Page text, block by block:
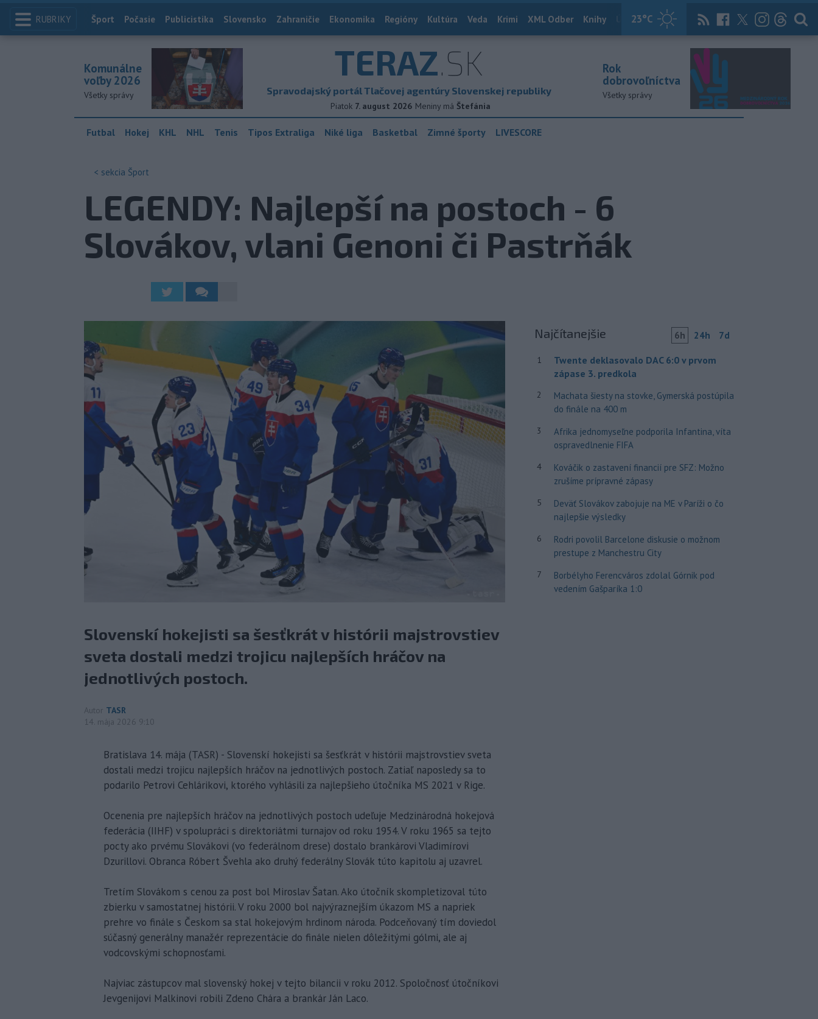
RUBRIKY 23°C
Index
Šport Počasie Publicistika Slovensko Zahraničie Ekonomika Regióny Kultúra Veda Krimi XML Odber Knihy Útulkovo Magazín News Now Archív
TERAZ.SK
Spravodajský portál Tlačovej agentúry Slovenskej republiky
Piatok 7. august 2026 Meniny má Štefánia
Komunálne
voľby 2026
Všetky správy
Rok
dobrovoľníctva
Všetky správy
Futbal Hokej KHL NHL Tenis Tipos Extraliga Niké liga Basketbal Zimné športy LIVESCORE
< sekcia Šport
LEGENDY: Najlepší na postoch - 6
Slovákov, vlani Genoni či Pastrňák
Slovenskí hokejisti sa šesťkrát v histórii majstrovstiev
sveta dostali medzi trojicu najlepších hráčov na
jednotlivých postoch.
Autor TASR
14. mája 2026 9:10
Bratislava 14. mája (TASR) - Slovenskí hokejisti sa šesťkrát v histórii majstrovstiev sveta
dostali medzi trojicu najlepších hráčov na jednotlivých postoch. Zatiaľ naposledy sa to
podarilo Petrovi Cehlárikovi, ktorého vyhlásili za najlepšieho útočníka MS 2021 v Rige.
Ocenenia pre najlepších hráčov na jednotlivých postoch udeľuje Medzinárodná hokejová
federácia (IIHF) v spolupráci s direktoriátmi turnajov od roku 1954. V roku 1965 sa tejto
pocty ako prvému Slovákovi (vo federálnom drese) dostalo brankárovi Vladimírovi
Dzurillovi. Obranca Róbert Švehla ako druhý federálny Slovák túto kapitolu aj uzavrel.
Tretím Slovákom s cenou za post bol Miroslav Šatan. Ako útočník skompletizoval túto
zbierku v samostatnej histórii. V roku 2000 bol najvýraznejším úkazom MS a napriek
prehre vo finále s Českom sa stal hokejovým hrdinom národa. Podceňovaný tím doviedol
súčasný generálny manažér reprezentácie do finále nielen dôležitými gólmi, ale aj
vodcovskými schopnosťami.
Najviac zástupcov mal slovenský hokej v tejto bilancii v roku 2012. Spoločnosť útočníkovi
Jevgenijovi Malkinovi robili Zdeno Chára a brankár Ján Laco.
Najčítanejšie 6h 24h 7d
1
Twente deklasovalo DAC 6:0 v prvom
zápase 3. predkola
2
Machata šiesty na stovke, Gymerská postúpila
do finále na 400 m
3
Afrika jednomyseľne podporila Infantina, víta
ospravedlnenie FIFA
4
Kováčik o zastavení financií pre SFZ: Možno
zrušíme prípravné zápasy
5
Deväť Slovákov zabojuje na ME v Paríži o čo
najlepšie výsledky
6
Rodri povolil Barcelone diskusie o možnom
prestupe z Manchestru City
7
Borbélyho Ferencváros zdolal Górnik pod
vedením Gašparíka 1:0